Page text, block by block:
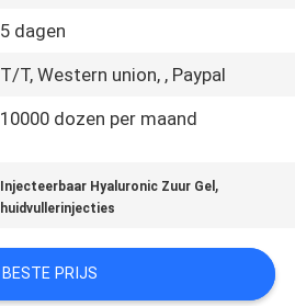
5 dagen
T/T, Western union, , Paypal
10000 dozen per maand
Injecteerbaar Hyaluronic Zuur Gel ,
huidvullerinjecties
BESTE PRIJS